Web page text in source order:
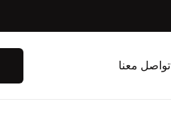
تواصل معنا